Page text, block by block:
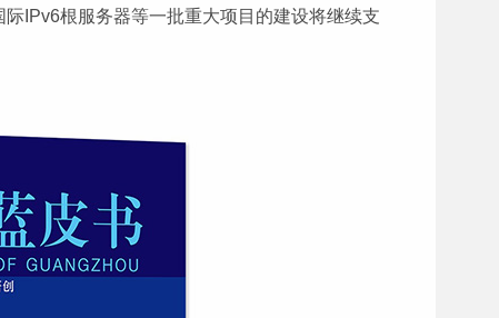
IPv6根服务器等一批重大项目的建设将继续支